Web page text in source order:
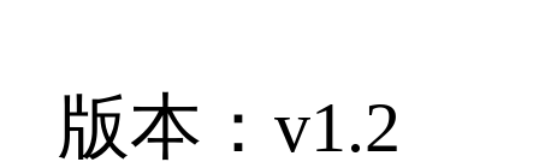
版本：v1.2